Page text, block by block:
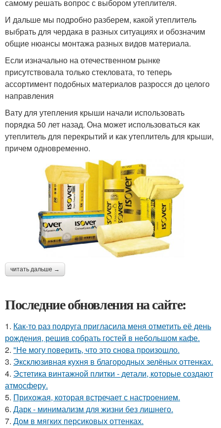
самому решать вопрос с выбором утеплителя.
И дальше мы подробно разберем, какой утеплитель
выбрать для чердака в разных ситуациях и обозначим
общие нюансы монтажа разных видов материала.
Если изначально на отечественном рынке
присутствовала только стекловата, то теперь
ассортимент подобных материалов разросся до целого
направления
Вату для утепления крыши начали использовать
порядка 50 лет назад. Она может использоваться как
утеплитель для перекрытий и как утеплитель для крыши,
причем одновременно.
читать дальше →
Последние обновления на сайте:
1. Как-то раз подруга пригласила меня отметить её день
рождения, решив собрать гостей в небольшом кафе.
2. "Не могу поверить, что это снова произошло.
3. Эксклюзивная кухня в благородных зелёных оттенках.
4. Эстетика винтажной плитки - детали, которые создают
атмосферу.
5. Прихожая, которая встречает с настроением.
6. Дарк - минимализм для жизни без лишнего.
7. Дом в мягких персиковых оттенках.